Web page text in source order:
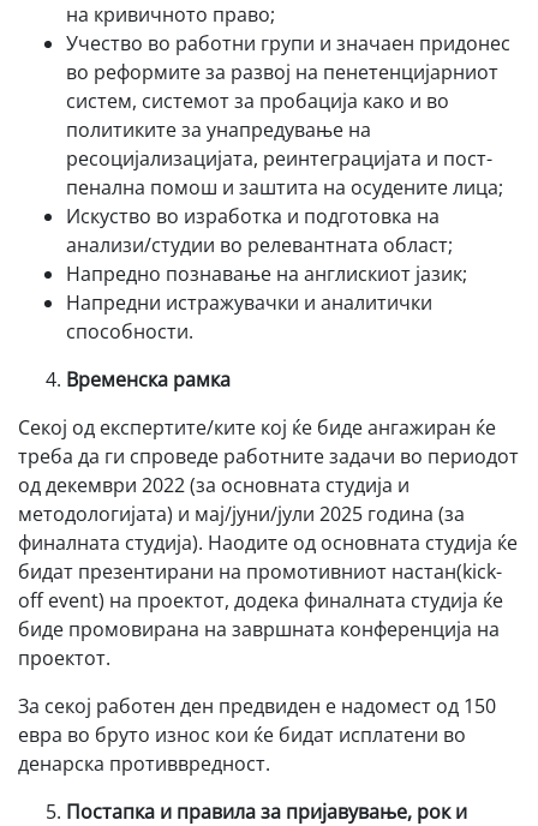
на кривичното право;
Учество во работни групи и значаен придонес
во реформите за развој на пенетенцијарниот
систем, системот за пробација како и во
политиките за унапредување на
ресоцијализацијата, реинтеграцијата и пост-
пенална помош и заштита на осудените лица;
Искуство во изработка и подготовка на
анализи/студии во релевантната област;
Напредно познавање на англискиот јазик;
Напредни истражувачки и аналитички
способности.
Временска рамка
Секој од експертите/ките кој ќе биде ангажиран ќе
треба да ги спроведе работните задачи во периодот
од декември 2022 (за основната студија и
методологијата) и мај/јуни/јули 2025 година (за
финалната студија). Наодите од основната студија ќе
бидат презентирани на промотивниот настан(kick-
off event) на проектот, додека финалната студија ќе
биде промовирана на завршната конференција на
проектот.
За секој работен ден предвиден е надомест од 150
евра во бруто износ кои ќе бидат исплатени во
денарска противвредност.
Постапка и правила за пријавување, рок и